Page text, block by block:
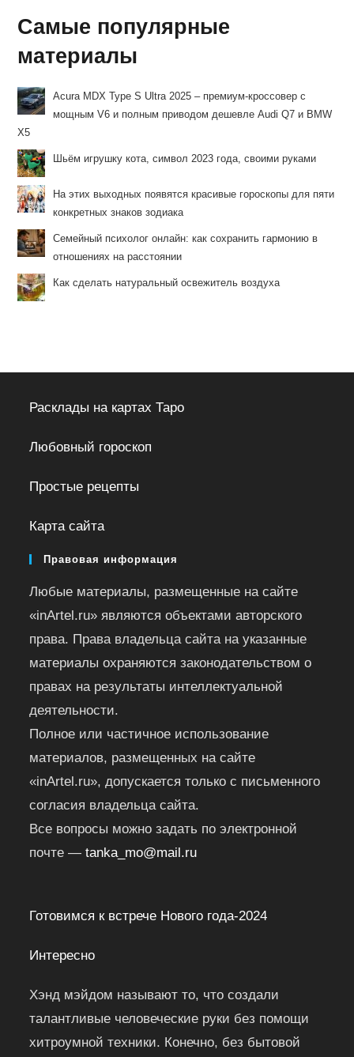
Самые популярные
материалы
Acura MDX Type S Ultra 2025 – премиум-кроссовер с
мощным V6 и полным приводом дешевле Audi Q7 и BMW
X5
Шьём игрушку кота, символ 2023 года, своими руками
На этих выходных появятся красивые гороскопы для пяти
конкретных знаков зодиака
Семейный психолог онлайн: как сохранить гармонию в
отношениях на расстоянии
Как сделать натуральный освежитель воздуха
Расклады на картах Таро
Любовный гороскоп
Простые рецепты
Карта сайта
Правовая информация
Любые материалы, размещенные на сайте
«inArtel.ru» являются объектами авторского
права. Права владельца сайта на указанные
материалы охраняются законодательством о
правах на результаты интеллектуальной
деятельности.
Полное или частичное использование
материалов, размещенных на сайте
«inArtel.ru», допускается только с письменного
согласия владельца сайта.
Все вопросы можно задать по электронной
почте —tanka_mo@mail.ru
Готовимся к встрече Нового года-2024
Интересно
Хэнд мэйдом называют то, что создали
талантливые человеческие руки без помощи
хитроумной техники. Конечно, без бытовой